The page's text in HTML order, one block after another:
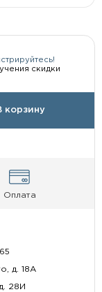
скидки
корзину
Оплата
д. 18А
28И